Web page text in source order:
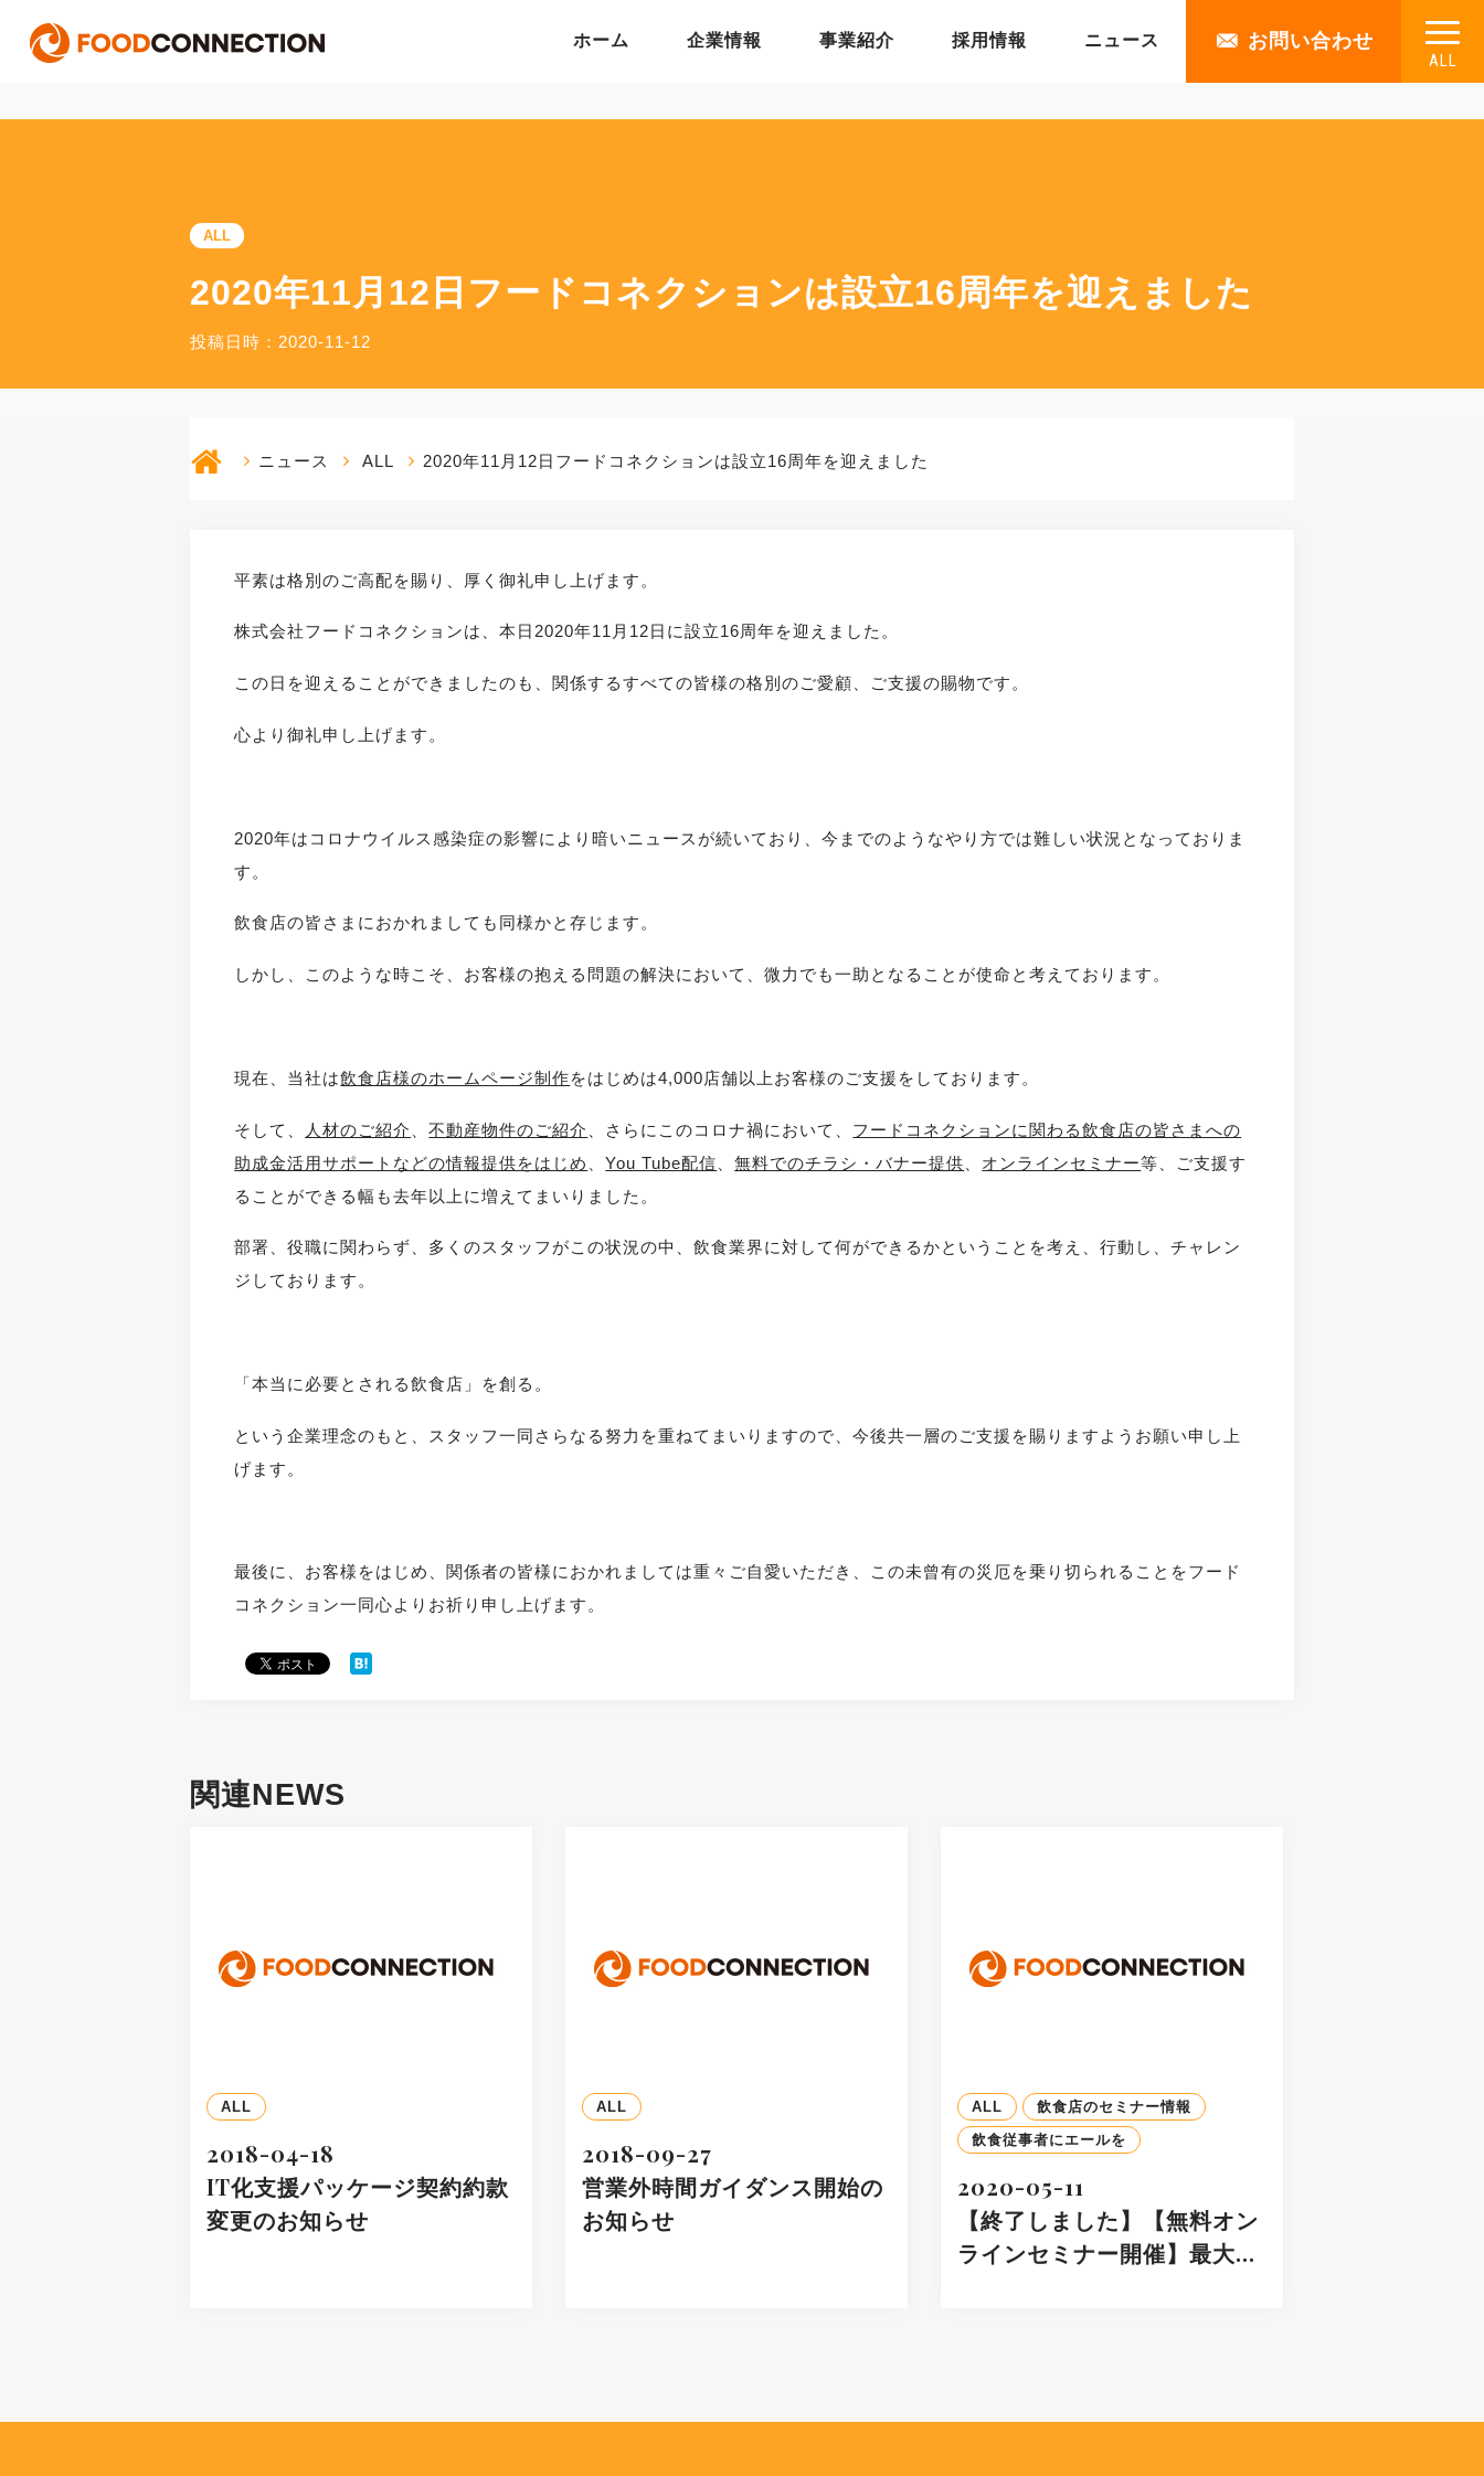
ALL
お問い合わせ
ホーム 企業情報 事業紹介 採用情報 ニュース
ALL
2020年11月12日フードコネクションは設立16周年を迎えました
投稿日時：2020-11-12
ニュース ALL 2020年11月12日フードコネクションは設立16周年を迎えました
平素は格別のご高配を賜り、厚く御礼申し上げます。
株式会社フードコネクションは、本日2020年11月12日に設立16周年を迎えました。
この日を迎えることができましたのも、関係するすべての皆様の格別のご愛顧、ご支援の賜物です。
心より御礼申し上げます。
2020年はコロナウイルス感染症の影響により暗いニュースが続いており、今までのようなやり方では難しい状況となっておりま
す。
飲食店の皆さまにおかれましても同様かと存じます。
しかし、このような時こそ、お客様の抱える問題の解決において、微力でも一助となることが使命と考えております。
現在、当社は飲食店様のホームページ制作をはじめは4,000店舗以上お客様のご支援をしております。
そして、 人材のご紹介 、不動産物件のご紹介 、さらにこのコロナ禍において、 フードコネクションに関わる飲食店の皆さまへの
助成金活用サポートなどの情報提供をはじめ
、You Tube配信 、無料でのチラシ・バナー提供 オンラインセミナー等、ご支援す
ることができる幅も去年以上に増えてまいりました。
部署、役職に関わらず、多くのスタッフがこの状況の中、飲食業界に対して何ができるかということを考え、行動し、チャレン
ジしております。
「本当に必要とされる飲食店」を創る。
という企業理念のもと、スタッフ一同さらなる努力を重ねてまいりますので、今後共一層のご支援を賜りますようお願い申し上
げます。
最後に、お客様をはじめ、関係者の皆様におかれましては重々ご自愛いただき、この未曾有の災厄を乗り切られることをフード
コネクション一同心よりお祈り申し上げます。
関連NEWS
ALL
2018-04-18
IT化支援パッケージ契約約款
変更のお知らせ
ALL
2018-09-27
営業外時間ガイダンス開始の
お知らせ
ALL
飲食店のセミナー情報
飲食従事者にエールを
2020-05-11
【終了しました】【無料オン
ラインセミナー開催】最大…